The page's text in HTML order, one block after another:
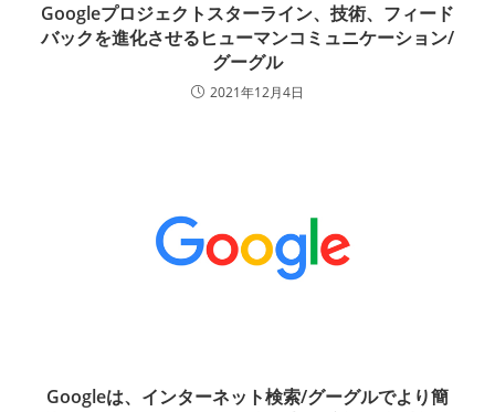
Googleプロジェクトスターライン、技術、フィード
バックを進化させるヒューマンコミュニケーション/
グーグル
2021年12月4日
Googleは、インターネット検索/グーグルでより簡